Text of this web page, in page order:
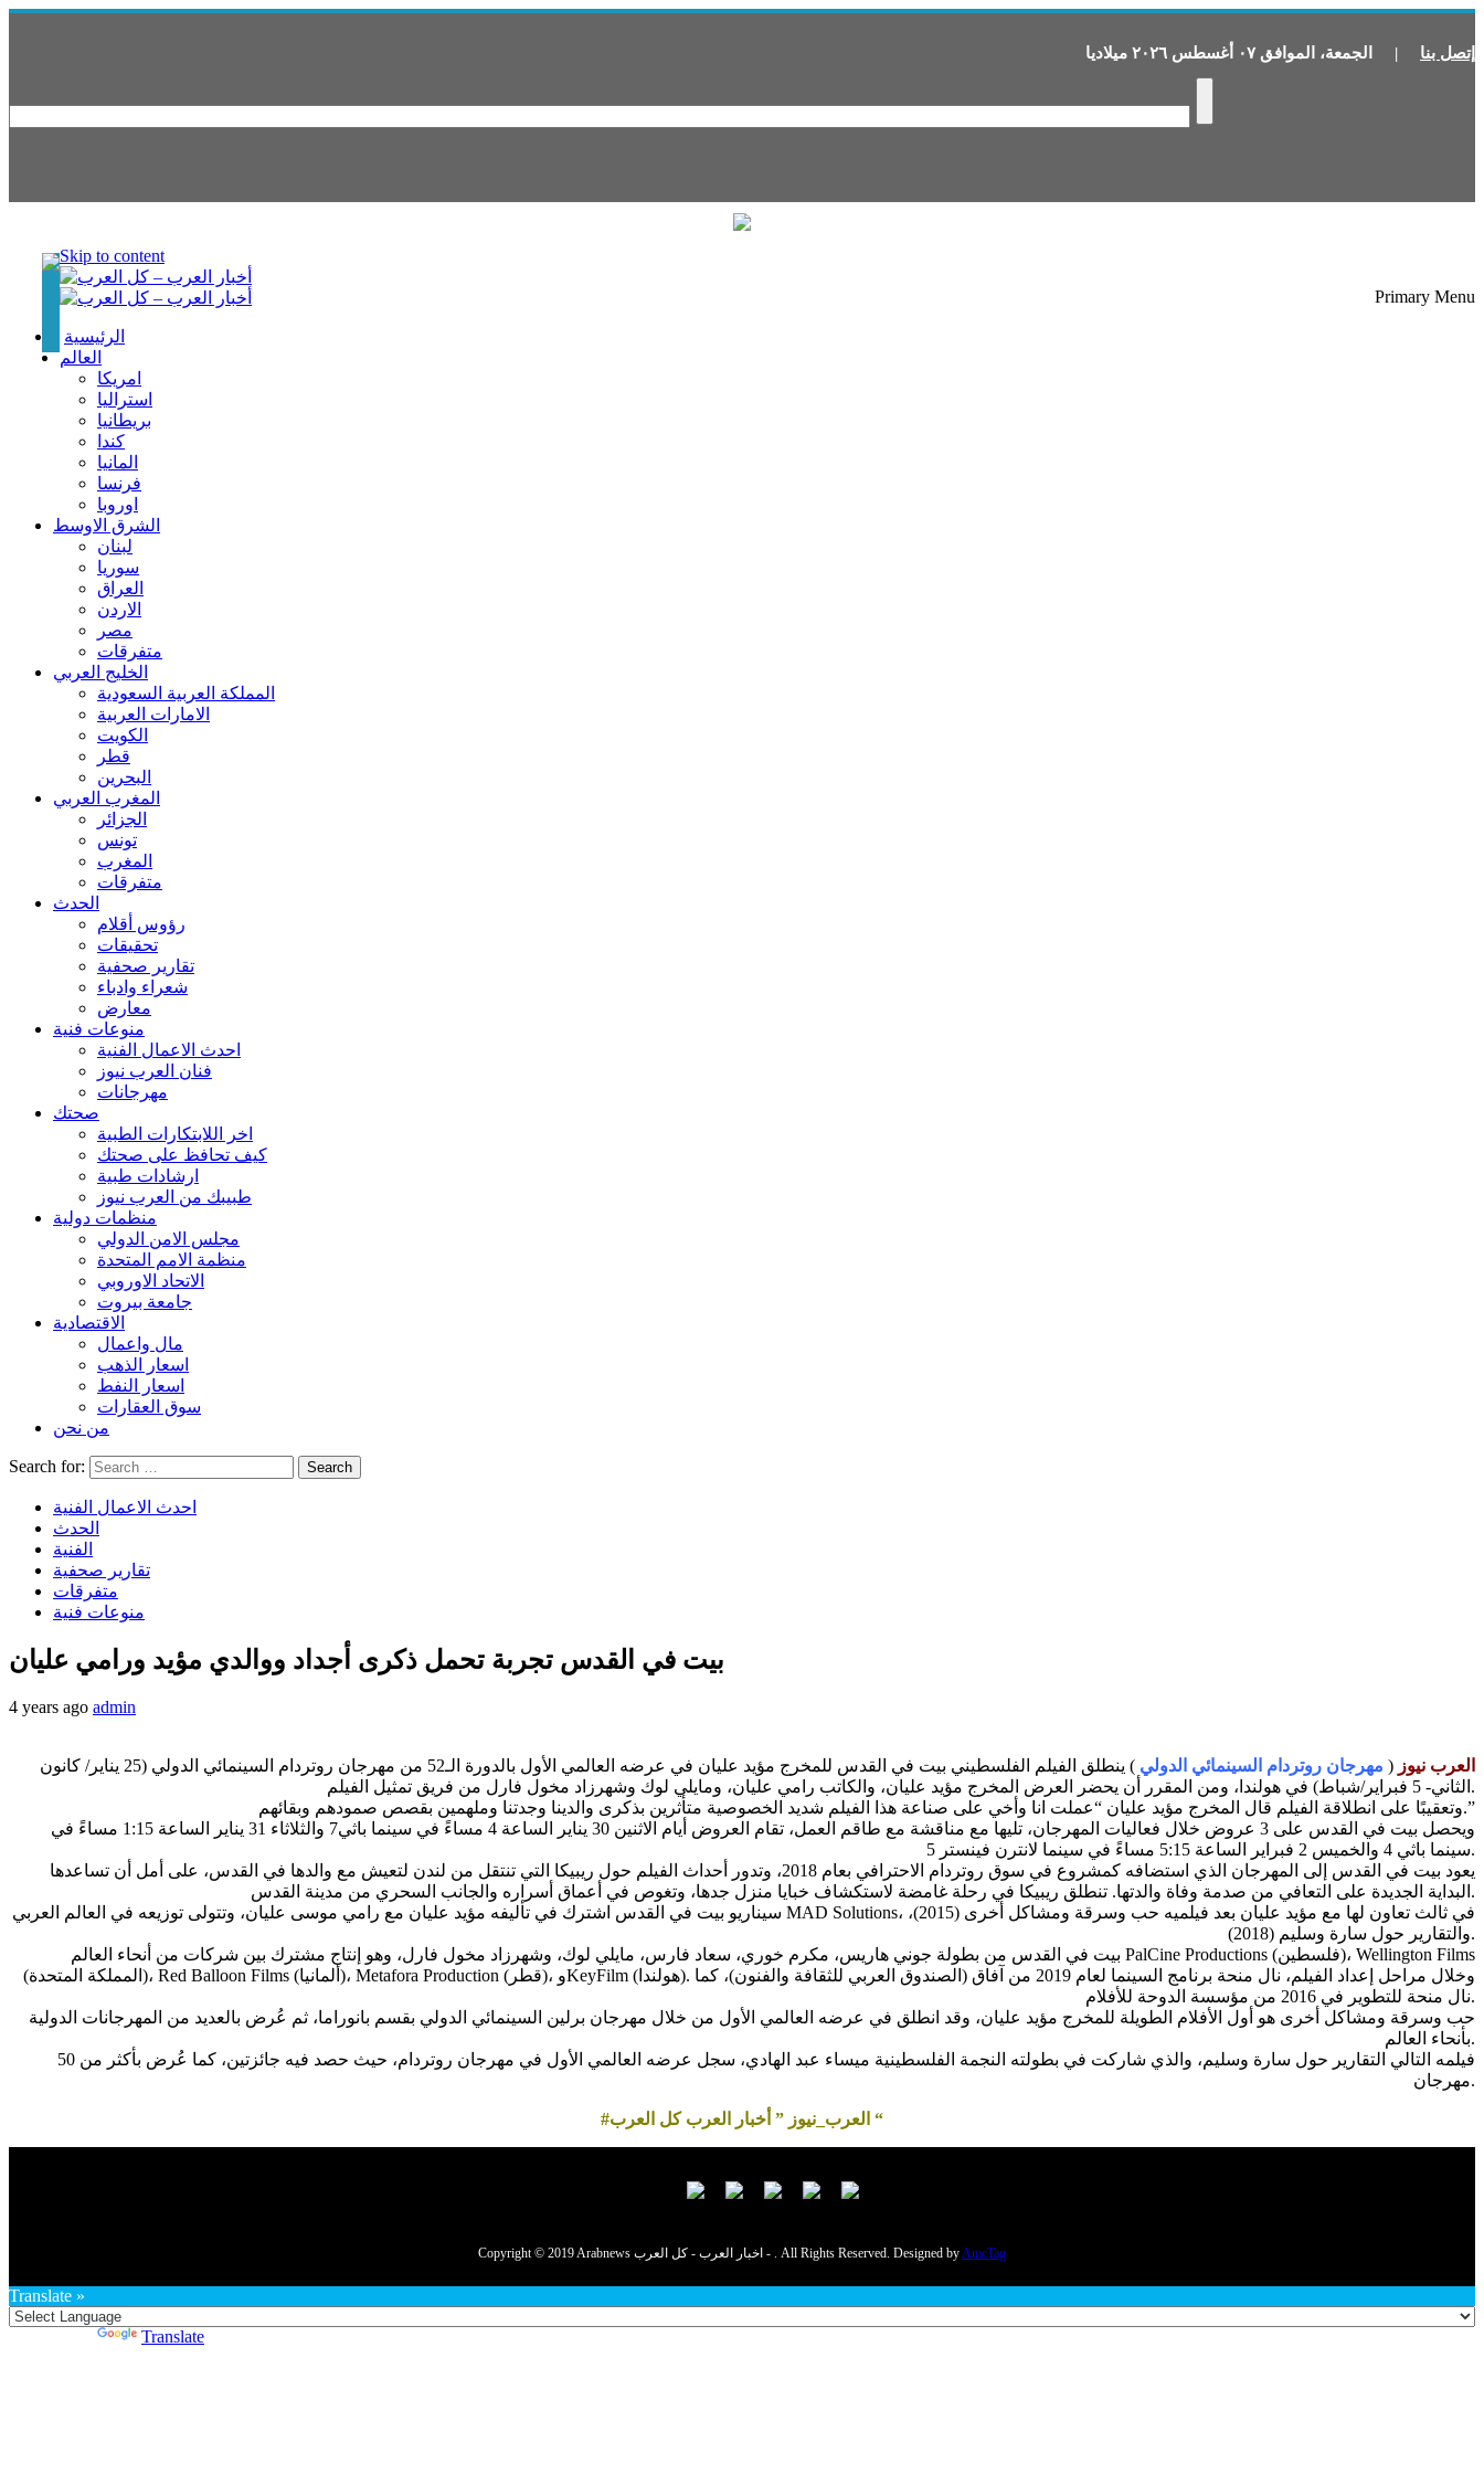
إتصل بنا | الجمعة، الموافق ٠٧ أغسطس ٢٠٢٦ ميلاديا
Skip to content
Primary Menu
الرئيسية
العالم
امريكا
استراليا
بريطانيا
كندا
المانيا
فرنسا
اوروبا
الشرق الاوسط
لبنان
سوريا
العراق
الاردن
مصر
متفرقات
الخليج العربي
المملكة العربية السعودية
الامارات العربية
الكويت
قطر
البحرين
المغرب العربي
الجزائر
تونس
المغرب
متفرقات
الحدث
رؤوس أقلام
تحقيقات
تقارير صحفية
شعراء وادباء
معارض
منوعات فنية
احدث الاعمال الفنية
فنان العرب نيوز
مهرجانات
صحتك
اخر اللابتكارات الطبية
كيف تحافظ على صحتك
ارشادات طبية
طبيبك من العرب نيوز
منظمات دولية
مجلس الامن الدولي
منظمة الامم المتحدة
الاتحاد الاوروبي
جامعة بيروت
الاقتصادية
مال واعمال
اسعار الذهب
اسعار النفط
سوق العقارات
من نحن
Search for:
احدث الاعمال الفنية
الحدث
الفنية
تقارير صحفية
متفرقات
منوعات فنية
بيت في القدس تجربة تحمل ذكرى أجداد ووالدي مؤيد ورامي عليان
4 years ago admin
العرب نيوز ( مهرجان روتردام السينمائي الدولي
) ينطلق الفيلم الفلسطيني بيت في القدس للمخرج مؤيد عليان في عرضه العالمي الأول بالدورة الـ52 من مهرجان روتردام السينمائي الدولي (25 يناير/ كانون
الثاني- 5 فبراير/شباط) في هولندا، ومن المقرر أن يحضر العرض المخرج مؤيد عليان، والكاتب رامي عليان، ومايلي لوك وشهرزاد مخول فارل من فريق تمثيل الفيلم.
وتعقيبًا على انطلاقة الفيلم قال المخرج مؤيد عليان “عملت انا وأخي على صناعة هذا الفيلم شديد الخصوصية متأثرين بذكرى والدينا وجدتنا وملهمين بقصص صمودهم وبقائهم.”
ويحصل بيت في القدس على 3 عروض خلال فعاليات المهرجان، تليها مع مناقشة مع طاقم العمل، تقام العروض أيام الاثنين 30 يناير الساعة 4 مساءً في سينما باثي7 والثلاثاء 31 يناير الساعة 1:15 مساءً في
سينما باثي 4 والخميس 2 فبراير الساعة 5:15 مساءً في سينما لانترن فينستر 5.
يعود بيت في القدس إلى المهرجان الذي استضافه كمشروع في سوق روتردام الاحترافي بعام 2018، وتدور أحداث الفيلم حول ريبيكا التي تنتقل من لندن لتعيش مع والدها في القدس، على أمل أن تساعدها
البداية الجديدة على التعافي من صدمة وفاة والدتها. تنطلق ريبيكا في رحلة غامضة لاستكشاف خبايا منزل جدها، وتغوص في أعماق أسراره والجانب السحري من مدينة القدس.
سيناريو بيت في القدس اشترك في تأليفه مؤيد عليان مع رامي موسى عليان، وتتولى توزيعه في العالم العربي MAD Solutions، في ثالث تعاون لها مع مؤيد عليان بعد فيلميه حب وسرقة ومشاكل أخرى (2015)،
والتقارير حول سارة وسليم (2018).
بيت في القدس من بطولة جوني هاريس، مكرم خوري، سعاد فارس، مايلي لوك، وشهرزاد مخول فارل، وهو إنتاج مشترك بين شركات من أنحاء العالم PalCine Productions (فلسطين)، Wellington Films
(المملكة المتحدة)، Red Balloon Films (ألمانيا)، Metafora Production (قطر)، وKeyFilm (هولندا). وخلال مراحل إعداد الفيلم، نال منحة برنامج السينما لعام 2019 من آفاق (الصندوق العربي للثقافة والفنون)، كما
نال منحة للتطوير في 2016 من مؤسسة الدوحة للأفلام.
حب وسرقة ومشاكل أخرى هو أول الأفلام الطويلة للمخرج مؤيد عليان، وقد انطلق في عرضه العالمي الأول من خلال مهرجان برلين السينمائي الدولي بقسم بانوراما، ثم عُرض بالعديد من المهرجانات الدولية
بأنحاء العالم.
فيلمه التالي التقارير حول سارة وسليم، والذي شاركت في بطولته النجمة الفلسطينية ميساء عبد الهادي، سجل عرضه العالمي الأول في مهرجان روتردام، حيث حصد فيه جائزتين، كما عُرض بأكثر من 50
مهرجان.
#العرب_نيوز ” أخبار العرب كل العرب “
Copyright © 2019 Arabnews اخبار العرب - كل العرب - . All Rights Reserved. Designed byAmcTag
Translate »
Translate